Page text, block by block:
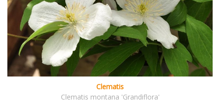
Clematis
Clematis montana 'Grandiflora'